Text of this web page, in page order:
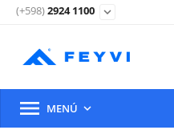
(+598)2924 1100 expand_more
 MENÚ 